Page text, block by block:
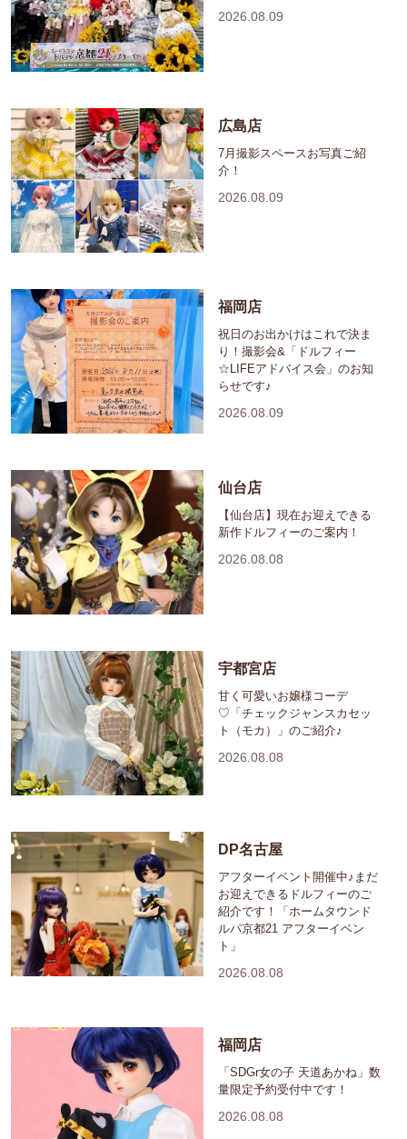
2026.08.09
広島店
7月撮影スペースお写真ご紹
介！
2026.08.09
福岡店
祝日のお出かけはこれで決ま
り！撮影会&「ドルフィー
☆LIFEアドバイス会」のお知
らせです♪
2026.08.09
仙台店
【仙台店】現在お迎えできる
新作ドルフィーのご案内！
2026.08.08
宇都宮店
甘く可愛いお嬢様コーデ
♡「チェックジャンスカセッ
ト（モカ）」のご紹介♪
2026.08.08
DP名古屋
アフターイベント開催中♪まだ
お迎えできるドルフィーのご
紹介です！「ホームタウンド
ルパ京都21 アフターイベン
ト」
2026.08.08
福岡店
「SDGr女の子 天道あかね」数
量限定予約受付中です！
2026.08.08